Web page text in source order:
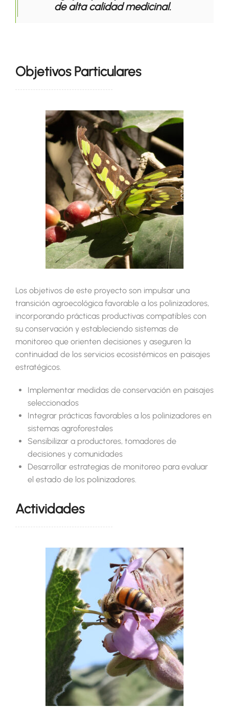
de alta calidad medicinal.
Objetivos Particulares
Los objetivos de este proyecto son impulsar una
transición agroecológica favorable a los polinizadores,
incorporando prácticas productivas compatibles con
su conservación y estableciendo sistemas de
monitoreo que orienten decisiones y aseguren la
continuidad de los servicios ecosistémicos en paisajes
estratégicos.
Implementar medidas de conservación en paisajes
seleccionados
Integrar prácticas favorables a los polinizadores en
sistemas agroforestales
Sensibilizar a productores, tomadores de
decisiones y comunidades
Desarrollar estrategias de monitoreo para evaluar
el estado de los polinizadores.
Actividades